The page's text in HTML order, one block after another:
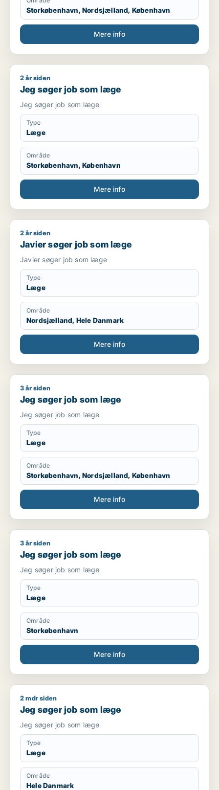
Storkøbenhavn, Nordsjælland, København
Mere info
Jeg søger job som læge
2 år siden
Jeg søger job som læge
Jeg søger job som læge
Type
Læge
Område
Storkøbenhavn, København
Mere info
Javier søger job som læge
2 år siden
Javier søger job som læge
Javier søger job som læge
Type
Læge
Område
Nordsjælland, Hele Danmark
Mere info
Jeg søger job som læge
3 år siden
Jeg søger job som læge
Jeg søger job som læge
Type
Læge
Område
Storkøbenhavn, Nordsjælland, København
Mere info
Jeg søger job som læge
3 år siden
Jeg søger job som læge
Jeg søger job som læge
Type
Læge
Område
Storkøbenhavn
Mere info
Jeg søger job som læge
2 mdr siden
Jeg søger job som læge
Jeg søger job som læge
Type
Læge
Område
Hele Danmark